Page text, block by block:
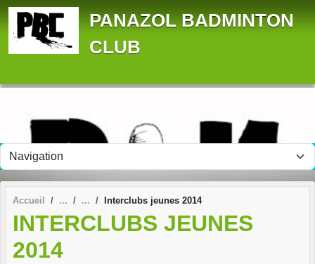
PANAZOL BADMINTON
CLUB
Accueil Interclubs jeunes 2014
INTERCLUBS JEUNES
2014
Panneau de gestion des cookies